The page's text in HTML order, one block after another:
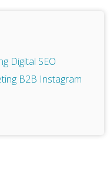
Digital SEO
B2B Instagram